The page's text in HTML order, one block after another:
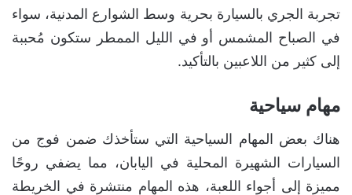
تجربة الجري بالسيارة بحرية وسط الشوارع المدنية، سواء
في الصباح المشمس أو في الليل الممطر ستكون مُحببة
إلى كثير من اللاعبين بالتأكيد.
مهام سياحية
هناك بعض المهام السياحية التي ستأخذك ضمن فوج من
السيارات الشهيرة المحلية في اليابان، مما يضفي روحًا
مميزة إلى أجواء اللعبة، هذه المهام منتشرة في الخريطة